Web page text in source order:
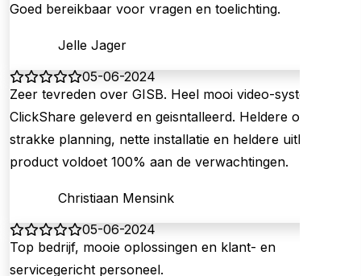
Goed bereikbaar voor vragen en toelichting.
Jelle Jager
05-06-2024
Zeer tevreden over GISB. Heel mooi video-systeem
ClickShare geleverd en geisntalleerd. Heldere offerte,
strakke planning, nette installatie en heldere uitleg. Het
product voldoet 100% aan de verwachtingen.
Christiaan Mensink
05-06-2024
Top bedrijf, mooie oplossingen en klant- en
servicegericht personeel.